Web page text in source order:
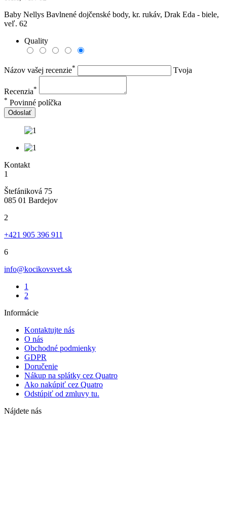
Baby Nellys Bavlnené dojčenské body, kr. rukáv, Drak Eda - biele,
veľ. 62
Quality
Názov vašej recenzie* Tvoja
Recenzia*
* Povinné políčka
Odoslať
Kontakt
1
Štefániková 75
085 01 Bardejov
2
+421 905 396 911
6
info@kocikovsvet.sk
1
2
Informácie
Kontaktujte nás
O nás
Obchodné podmienky
GDPR
Doručenie
Nákup na splátky cez Quatro
Ako nakúpiť cez Quatro
Odstúpiť od zmluvy tu.
Nájdete nás